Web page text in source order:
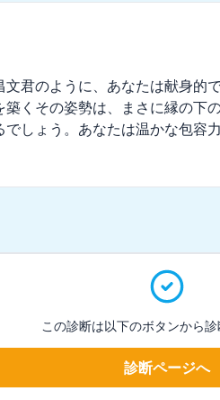
君のように、あなたは献身的
くその姿勢は、まさに縁の下
しょう。あなたは温かな包容
この診断は以下のボタンから診
診断ページへ